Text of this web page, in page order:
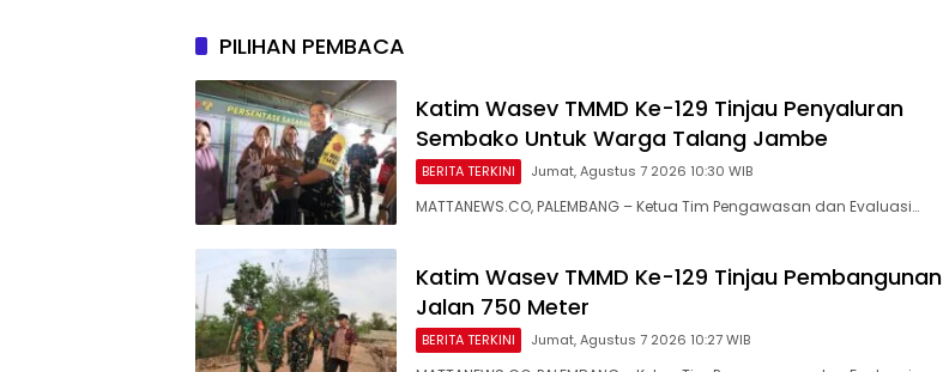
PILIHAN PEMBACA
Katim Wasev TMMD Ke-129 Tinjau Penyaluran
Sembako Untuk Warga Talang Jambe
BERITA TERKINI Jumat, Agustus 7 2026 10:30 WIB
MATTANEWS.CO, PALEMBANG – Ketua Tim Pengawasan dan Evaluasi…
Katim Wasev TMMD Ke-129 Tinjau Pembangunan
Jalan 750 Meter
BERITA TERKINI Jumat, Agustus 7 2026 10:27 WIB